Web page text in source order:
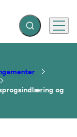
Fold søgefelt ud
Menu
og